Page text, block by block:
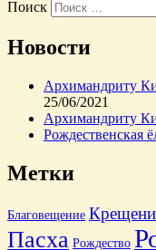
Поиск
Новости
Архимандриту
25/06/2021
Архимандриту
Рождественская
Метки
Благовещение
Пасха Рождество